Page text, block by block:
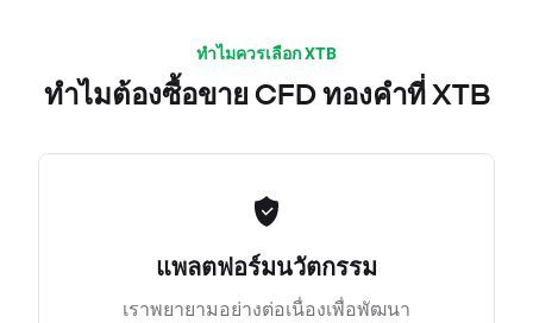
ทำไมควรเลือก XTB
ทำไมต้องซื้อขาย CFD ทองคำที่ XTB
แพลตฟอร์มนวัตกรรม
เราพยายามอย่างต่อเนื่องเพื่อพัฒนา